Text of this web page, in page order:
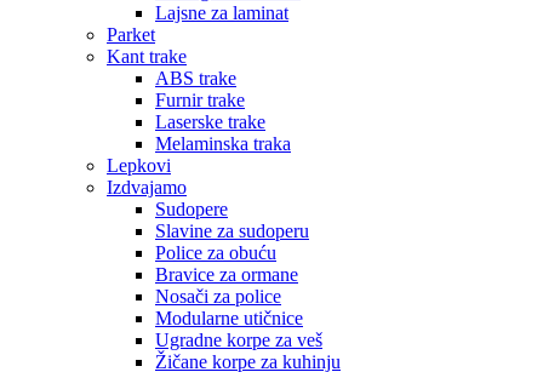
Lajsne za laminat
Parket
Kant trake
ABS trake
Furnir trake
Laserske trake
Melaminska traka
Lepkovi
Izdvajamo
Sudopere
Slavine za sudoperu
Police za obuću
Bravice za ormane
Nosači za police
Modularne utičnice
Ugradne korpe za veš
Žičane korpe za kuhinju